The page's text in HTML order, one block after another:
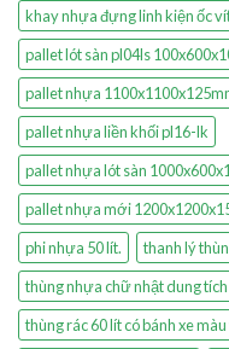
khay nhựa đựng linh kiện ốc
pallet lót sàn pl04ls
pallet nhựa
pallet nhựa liền khối pl16-lk
pallet nhựa lót sàn
pallet nhựa mới
phi nhựa 50 lít.
thanh lý
thùng nhựa chữ nhật dung
thùng rác 60 lít có bánh xe